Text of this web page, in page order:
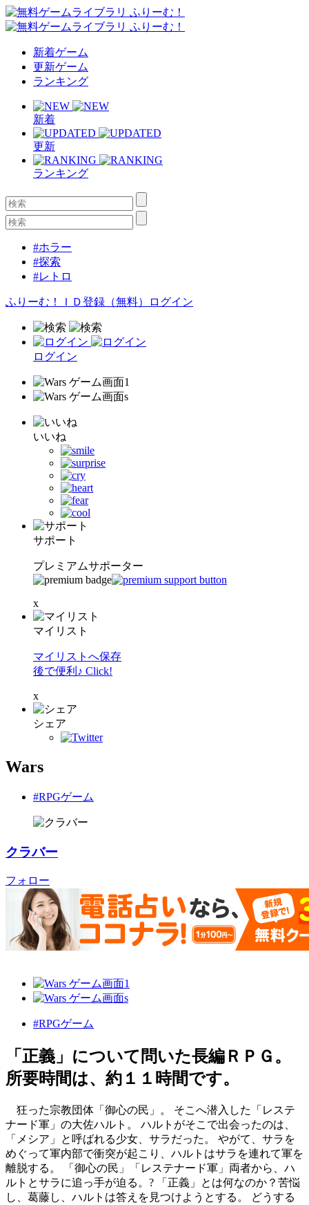
新着ゲーム
更新ゲーム
ランキング
新着
更新
ランキング
#ホラー
#探索
#レトロ
ふりーむ！ＩＤ登録（無料） ログイン
ログイン
いいね
サポート
プレミアムサポーター
x
マイリスト
マイリストへ保存
後で便利♪ Click!
x
シェア
Wars
#RPGゲーム
クラバー
フォロー
#RPGゲーム
「正義」について問いた長編ＲＰＧ。
所要時間は、約１１時間です。
狂った宗教団体「御心の民」。 そこへ潜入した「レステ
ナード軍」の大佐ハルト。 ハルトがそこで出会ったのは、
「メシア」と呼ばれる少女、サラだった。 やがて、サラを
めぐって軍内部で衝突が起こり、ハルトはサラを連れて軍を
離脱する。 「御心の民」「レステナード軍」両者から、ハ
ルトとサラに追っ手が迫る。? 「正義」とは何なのか？苦悩
し、葛藤し、ハルトは答えを見つけようとする。 どうする